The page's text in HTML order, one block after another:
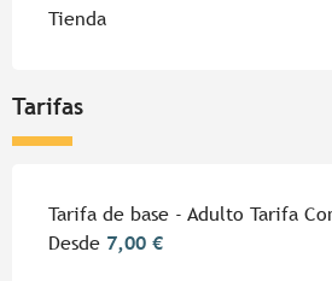
Tienda
Tarifas
Tarifas 2026
Tarifa de base - Adulto Tarifa
Desde 7,00 €